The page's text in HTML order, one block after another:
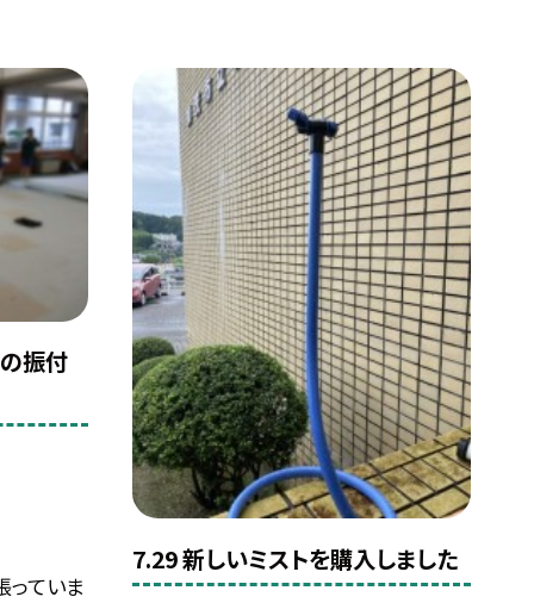
振付
ていま
7.29 新しいミストを購入しました